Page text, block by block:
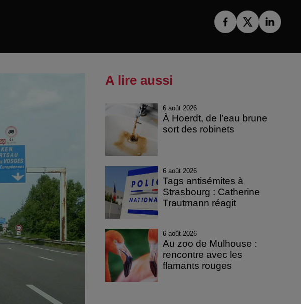
A lire aussi
6 août 2026
À Hoerdt, de l’eau brune
sort des robinets
6 août 2026
Tags antisémites à
Strasbourg : Catherine
Trautmann réagit
6 août 2026
Au zoo de Mulhouse :
rencontre avec les
flamants rouges